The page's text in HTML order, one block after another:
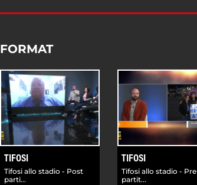
FORMAT
TIFOSI
Tifosi allo stadio - Post
parti...
TIFOSI
Tifosi allo stadio - Pre
partit...